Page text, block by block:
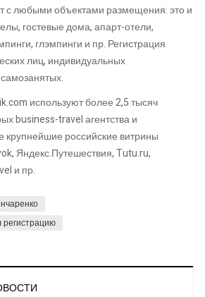
с любыми объектами размещения: это и
гостевые дома, апарт-отели,
глэмпинги и пр. Регистрация
лиц, индивидуальных
используют более 2,5 тысяч
business-travel агентства и
крупнейшие российские витрины
Яндекс.Путешествия, Tutu.ru,
и пр.